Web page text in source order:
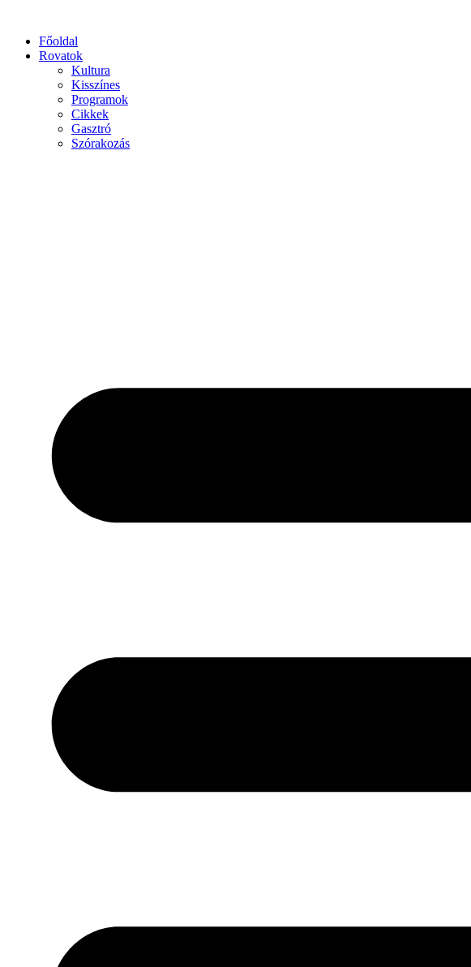
Főoldal
Rovatok
Kultura
Kisszínes
Programok
Cikkek
Gasztró
Szórakozás